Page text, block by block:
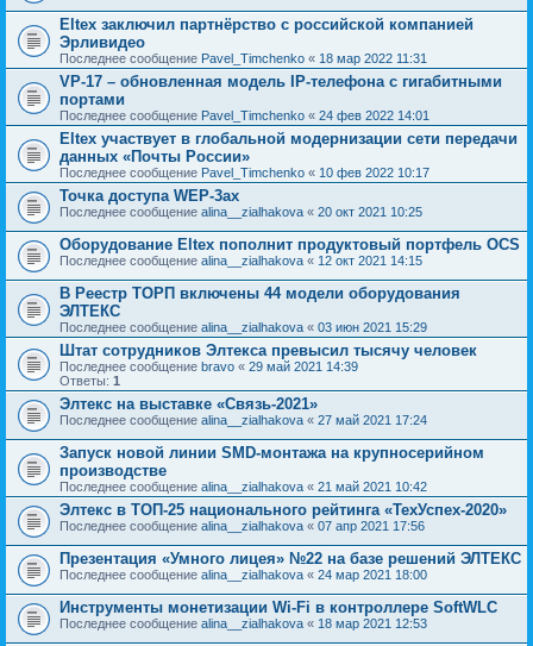
Eltex заключил партнёрство с российской компанией
Эрливидео
Последнее сообщение Pavel_Timchenko « 18 мар 2022 11:31
VP-17 – обновленная модель IP-телефона с гигабитными
портами
Последнее сообщение Pavel_Timchenko « 24 фев 2022 14:01
Eltex участвует в глобальной модернизации сети передачи
данных «Почты России»
Последнее сообщение Pavel_Timchenko « 10 фев 2022 10:17
Точка доступа WEP-3ax
Последнее сообщение alina__zialhakova « 20 окт 2021 10:25
Оборудование Eltex пополнит продуктовый портфель OCS
Последнее сообщение alina__zialhakova « 12 окт 2021 14:15
В Реестр ТОРП включены 44 модели оборудования
ЭЛТЕКС
Последнее сообщение alina__zialhakova « 03 июн 2021 15:29
Штат сотрудников Элтекса превысил тысячу человек
Последнее сообщение bravo « 29 май 2021 14:39
Ответы: 1
Элтекс на выставке «Связь-2021»
Последнее сообщение alina__zialhakova « 27 май 2021 17:24
Запуск новой линии SMD-монтажа на крупносерийном
производстве
Последнее сообщение alina__zialhakova « 21 май 2021 10:42
Элтекс в ТОП-25 национального рейтинга «ТехУспех-2020»
Последнее сообщение alina__zialhakova « 07 апр 2021 17:56
Презентация «Умного лицея» №22 на базе решений ЭЛТЕКС
Последнее сообщение alina__zialhakova « 24 мар 2021 18:00
Инструменты монетизации Wi-Fi в контроллере SoftWLC
Последнее сообщение alina__zialhakova « 18 мар 2021 12:53